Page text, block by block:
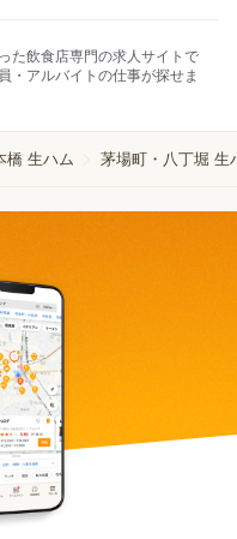
た飲食店専門の求人サイトで
・アルバイトの仕事が探せま
橋 生ハム 茅場町・八丁堀 生